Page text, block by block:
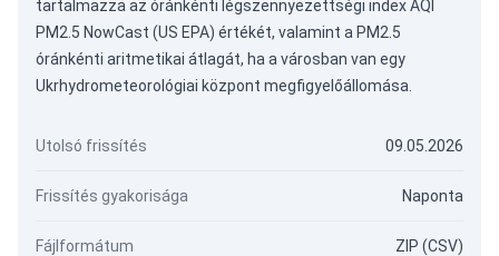
tartalmazza az óránkénti légszennyezettségi index AQI
PM2.5 NowCast (US EPA) értékét, valamint a PM2.5
óránkénti aritmetikai átlagát, ha a városban van egy
Ukrhydrometeorológiai központ megfigyelőállomása.
Utolsó frissítés 09.05.2026
Frissítés gyakorisága Naponta
Fájlformátum ZIP (CSV)